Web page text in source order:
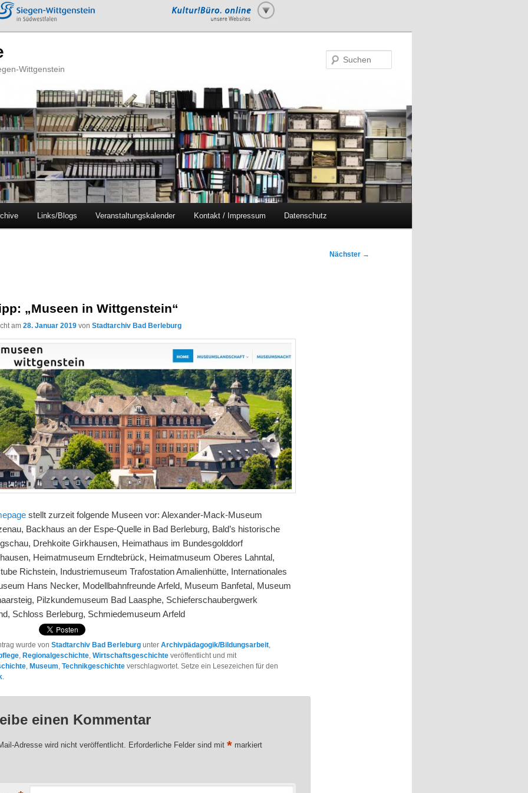
Wittgenstein
Links/Blogs Veranstaltungskalender Kontakt / Impressum Datenschutz
Nächster →
„Museen in Wittgenstein“
am28. Januar 2019 vonStadtarchiv Bad Berleburg
stellt zurzeit folgende Museen vor: Alexander-Mack-Museum
Backhaus an der Espe-Quelle in Bad Berleburg, Bald’s historische
Drehkoite Girkhausen, Heimathaus im Bundesgolddorf
Heimatmuseum Erndtebrück, Heimatmuseum Oberes Lahntal,
Richstein, Industriemuseum Trafostation Amalienhütte, Internationales
Hans Necker, Modellbahnfreunde Arfeld, Museum Banfetal, Museum
Pilzkundemuseum Bad Laasphe, Schieferschaubergwerk
Schloss Berleburg, Schmiedemuseum Arfeld
wurde vonStadtarchiv Bad Berleburg unterArchivpädagogik/Bildungsarbeit
,Regionalgeschichte ,Wirtschaftsgeschichte veröffentlicht und mit
,Museum ,Technikgeschichte verschlagwortet. Setze ein Lesezeichen für den
einen Kommentar
Adresse wird nicht veröffentlicht. Erforderliche Felder sind mit* markiert